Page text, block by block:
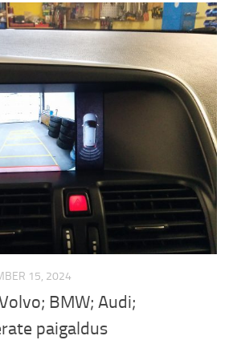
15, 2024
BMW; Audi;
paigaldus